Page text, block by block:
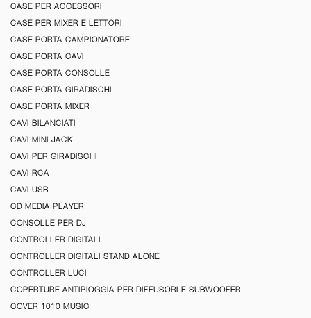
CASE PER ACCESSORI
CASE PER MIXER E LETTORI
CASE PORTA CAMPIONATORE
CASE PORTA CAVI
CASE PORTA CONSOLLE
CASE PORTA GIRADISCHI
CASE PORTA MIXER
CAVI BILANCIATI
CAVI MINI JACK
CAVI PER GIRADISCHI
CAVI RCA
CAVI USB
CD MEDIA PLAYER
CONSOLLE PER DJ
CONTROLLER DIGITALI
CONTROLLER DIGITALI STAND ALONE
CONTROLLER LUCI
COPERTURE ANTIPIOGGIA PER DIFFUSORI E SUBWOOFER
COVER 1010 MUSIC